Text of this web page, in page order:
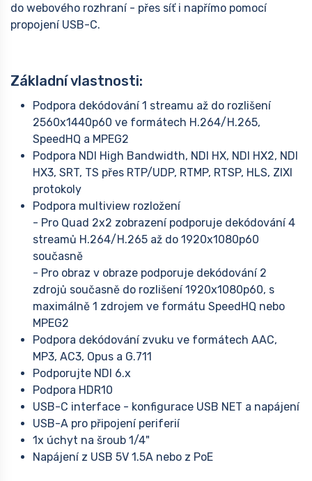
do webového rozhraní - přes síť i napřímo pomocí
propojení USB-C.
Základní vlastnosti:
Podpora dekódování 1 streamu až do rozlišení
2560x1440p60 ve formátech H.264/H.265,
SpeedHQ a MPEG2
Podpora NDI High Bandwidth, NDI HX, NDI HX2, NDI
HX3, SRT, TS přes RTP/UDP, RTMP, RTSP, HLS, ZIXI
protokoly
Podpora multiview rozložení
- Pro Quad 2x2 zobrazení podporuje dekódování 4
streamů H.264/H.265 až do 1920x1080p60
současně
- Pro obraz v obraze podporuje dekódování 2
zdrojů současně do rozlišení 1920x1080p60, s
maximálně 1 zdrojem ve formátu SpeedHQ nebo
MPEG2
Podpora dekódování zvuku ve formátech AAC,
MP3, AC3, Opus a G.711
Podporujte NDI 6.x
Podpora HDR10
USB-C interface - konfigurace USB NET a napájení
USB-A pro připojení periferií
1x úchyt na šroub 1/4"
Napájení z USB 5V 1.5A nebo z PoE